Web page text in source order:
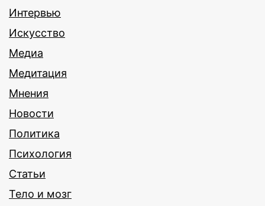
Интервью
Искусство
Медиа
Медитация
Мнения
Новости
Политика
Психология
Статьи
Тело и мозг